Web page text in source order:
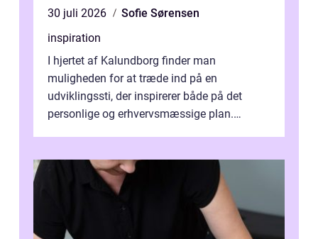
30 juli 2026
Sofie Sørensen
inspiration
I hjertet af Kalundborg finder man
muligheden for at træde ind på en
udviklingssti, der inspirerer både på det
personlige og erhvervsmæssige plan.